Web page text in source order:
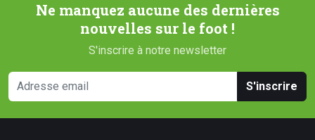
Ne manquez aucune des dernières
nouvelles sur le foot !
S'inscrire à notre newsletter
S'inscrire